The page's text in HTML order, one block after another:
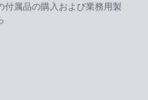
付属品の購入および業務用製